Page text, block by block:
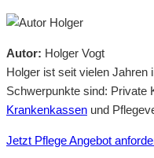
Autor: Holger Vogt
Holger ist seit vielen
Schwerpunkte sind: Private
Krankenkassen und
Jetzt Pflege Angebot